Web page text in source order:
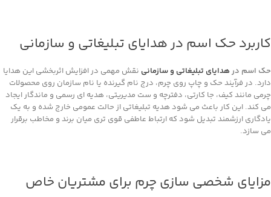
کاربرد حک اسم در هدایای تبلیغاتی و سازمانی
حک اسم در هدایای تبلیغاتی و سازمانی نقش مهمی در افزایش اثربخشی این هدایا
دارد. در فرآیند حک و چاپ روی چرم، درج نام گیرنده یا نام سازمان روی محصولات
چرمی مانند کیف، جا کارتی، دفترچه و ست مدیریتی، هدیه ‌ای رسمی و ماندگار ایجاد
می ‌کند. این کار باعث می ‌شود هدیه تبلیغاتی از حالت عمومی خارج شده و به یک
یادگاری ارزشمند تبدیل شود که ارتباط عاطفی قوی‌ تری میان برند و مخاطب برقرار
می ‌سازد.
مزایای شخصی‌ سازی چرم برای مشتریان خاص